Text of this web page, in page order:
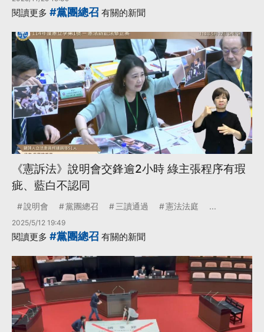
閱讀更多 #黨團總召 有關的新聞
《憲訴法》說明會交鋒逾2小時 綠主張程序有瑕
疵、藍白不認同
說明會 黨團總召 三讀通過 憲法法庭 ...
2025/5/12 19:49
閱讀更多 #黨團總召 有關的新聞